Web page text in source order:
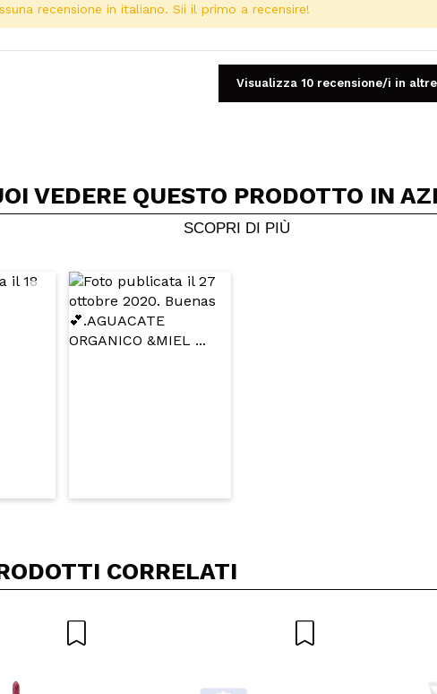
Condividi un video o una foto
Il tuo video potrebbe essere il primo. Immaginalo...
acquisto? Si No
recensione in italiano. Sii il primo a recensire!
Visualizza 10 recensione/i in
VEDERE QUESTO PRODOTTO IN
SCOPRI DI PIÙ
CORRELATI